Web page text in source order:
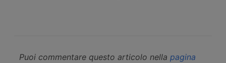
Puoi commentare questo articolo nella pagina